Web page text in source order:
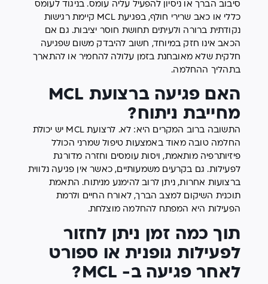
סיבוב הברך או ניסיון להפעיל עליה עומס. בניגוד לעומס
כללי או כאב שרירי חולף, בפגיעת MCL קיימת רגישות
נקודתית ברורה ולעיתים תחושת חוסר יציבות. גם אם
הכאב אינו חזק במיוחד, חשוב להיבדק משום שפגיעה
חלקית שלא מאובחנת בזמן עלולה להחמיר או להתארך
בתהליך ההחלמה.
האם פגיעה ברצועת MCL
מחייבת ניתוח?
התשובה ברוב המקרים היא: לא. לרצועת MCL יש יכולת
החלמה טובה מאוד באמצעות טיפול שמרני הכולל
פיזיותרפיה מותאמת, ויסות עומסים וחזרה מדורגת
לפעילות. גם בקרעים משמעותיים, כאשר אין פגיעה נלווית
ברצועות אחרות, ניתן לרוב להימנע מניתוח. התאמת
תוכנית השיקום למצב הברך, לאורח החיים ולרמת
הפעילות היא המפתח להחלמה מוצלחת.
תוך כמה זמן ניתן לחזור
לפעילות גופנית או ספורט
לאחר פגיעה ב- MCL?